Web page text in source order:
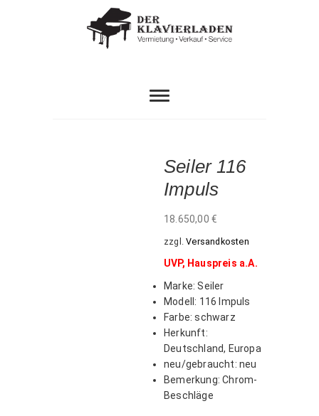
Seiler 116
Impuls
18.650,00 €
zzgl.Versandkosten
UVP, Hauspreis a.A.
Marke:Seiler
Modell : 116 Impuls
Farbe:schwarz
Herkunft:
Deutschland, Europa
neu/gebraucht:neu
Bemerkung:Chrom-
Beschläge